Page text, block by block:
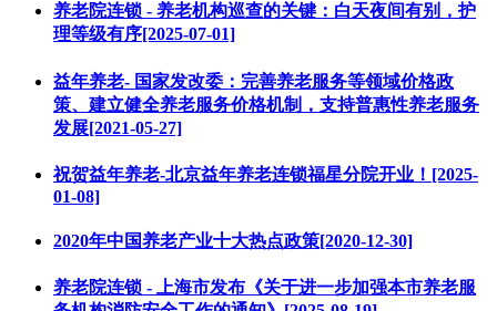
养老院连锁 - 养老机构巡查的关键：白天夜间有别，护
理等级有序[2025-07-01]
益年养老- 国家发改委：完善养老服务等领域价格政
策、建立健全养老服务价格机制，支持普惠性养老服务
发展[2021-05-27]
祝贺益年养老-北京益年养老连锁福星分院开业！[2025-
01-08]
2020年中国养老产业十大热点政策[2020-12-30]
养老院连锁 - 上海市发布《关于进一步加强本市养老服